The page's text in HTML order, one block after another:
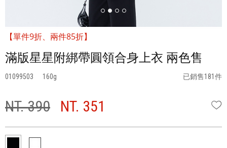
【單件9折、兩件85折】
滿版星星附綁帶圓領合身上衣 兩色售
01099503 160 已銷售181件
NT. 390 NT. 351